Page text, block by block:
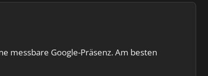
messbare Google-Präsenz. Am besten